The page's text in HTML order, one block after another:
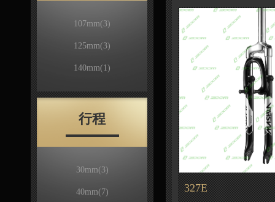
107mm(3)
125mm(3)
140mm(1)
行程
30mm(3)
40mm(7) 327E